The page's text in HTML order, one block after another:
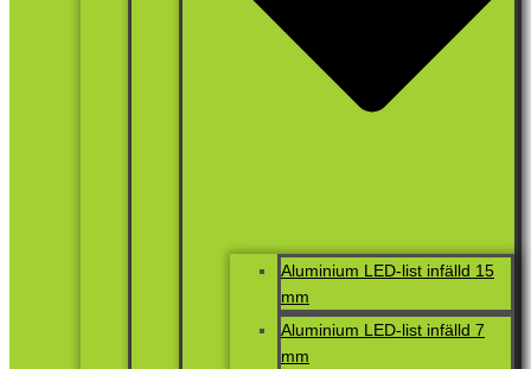
Aluminium LED-list infälld 15
mm
Aluminium LED-list infälld 7
mm